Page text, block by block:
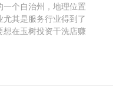
个自治州，地理位置
其是服务行业得到了
在玉树投资干洗店赚